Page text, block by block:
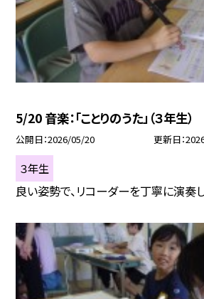
5/20 音楽：「ことりのうた」（３年生）
公開日 2026/05/20 更新日
３年生
良い姿勢で、リコーダーを丁寧に演奏し